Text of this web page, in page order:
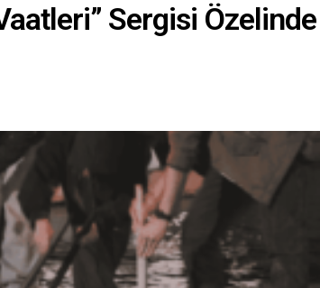
Sergisi Özelinde